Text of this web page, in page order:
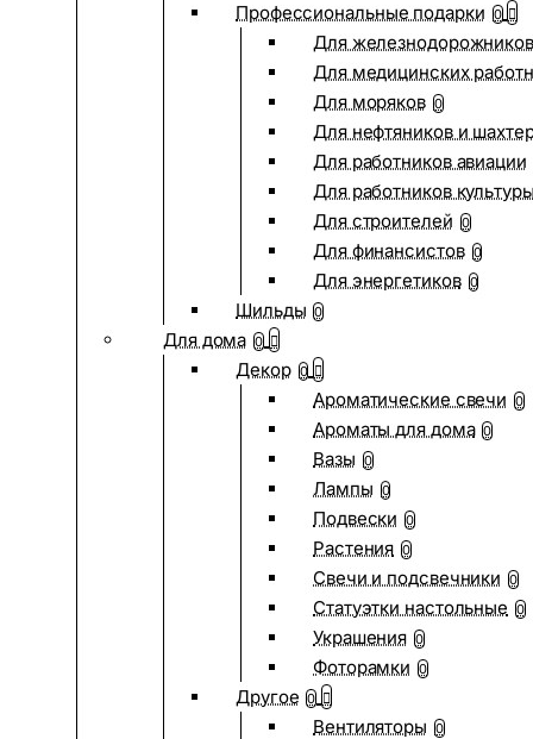
Профессиональные подарки 0
Для железнодорожников
Для медицинских
Для моряков 0
Для нефтяников и
Для работников авиации
Для работников
Для строителей 0
Для финансистов 0
Для энергетиков 0
Шильды 0
Для дома 0
Декор 0
Ароматические свечи 0
Ароматы для дома 0
Вазы 0
Лампы 0
Подвески 0
Растения 0
Свечи и подсвечники 0
Статуэтки настольные 0
Украшения 0
Фоторамки 0
Другое 0
Вентиляторы 0